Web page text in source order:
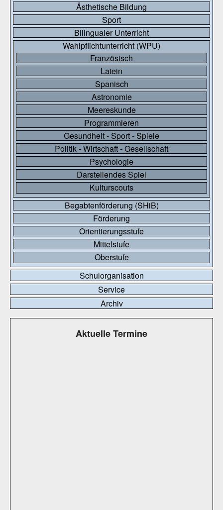
Ästhetische Bildung
Sport
Bilingualer Unterricht
Wahlpflichtunterricht (WPU)
Französisch
Latein
Spanisch
Astronomie
Meereskunde
Programmieren
Gesundheit - Sport - Spiele
Politik - Wirtschaft - Gesellschaft
Psychologie
Darstellendes Spiel
Kulturscouts
Begabtenförderung (SHiB)
Förderung
Orientierungsstufe
Mittelstufe
Oberstufe
Schulorganisation
Service
Archiv
Aktuelle Termine